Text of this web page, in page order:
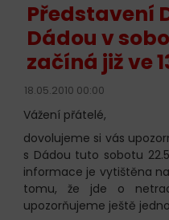
Představení
Dádou v
začíná již ve
18.05.2010 00:00
Vážení přátelé,
dovolujeme si vás
s Dádou tuto sobotu
informace je vytištěna
tomu, že jde o
upozorňujeme ještě